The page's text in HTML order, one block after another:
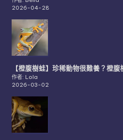
2026-04-28
【橙腹樹蛙】珍稀動物很難養？橙
作者: Lola
2026-03-02